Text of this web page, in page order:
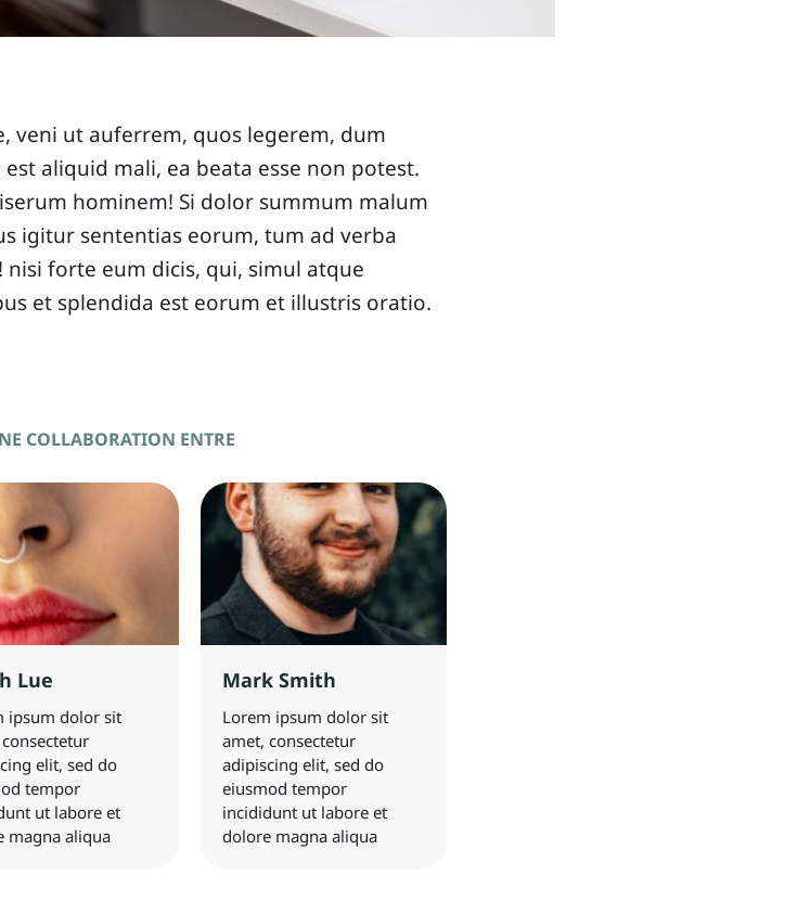
veni ut auferrem, quos legerem, dum
aliquid mali, ea beata esse non potest.
hominem! Si dolor summum malum
igitur sententias eorum, tum ad verba
nisi forte eum dicis, qui, simul atque
et splendida est eorum et illustris oratio.
COLLABORATION ENTRE
Lue
ipsum dolor sit
elit, sed do
tempor
ut labore et
magna aliqua
Mark Smith
Lorem ipsum dolor sit
amet, consectetur
adipiscing elit, sed do
eiusmod tempor
incididunt ut labore et
dolore magna aliqua